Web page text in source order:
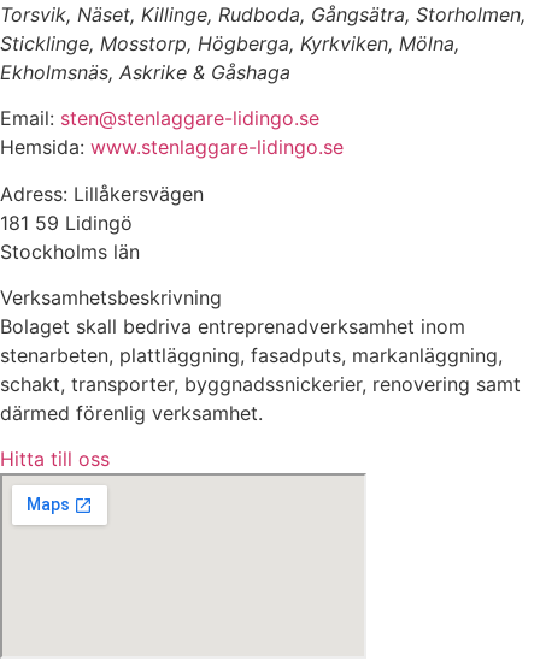
Torsvik, Näset, Killinge, Rudboda, Gångsätra, Storholmen,
Sticklinge, Mosstorp, Högberga, Kyrkviken, Mölna,
Ekholmsnäs, Askrike & Gåshaga
Email: sten@stenlaggare-lidingo.se
Hemsida: www.stenlaggare-lidingo.se
Adress: Lillåkersvägen
181 59 Lidingö
Stockholms län
Verksamhetsbeskrivning
Bolaget skall bedriva entreprenadverksamhet inom
stenarbeten, plattläggning, fasadputs, markanläggning,
schakt, transporter, byggnadssnickerier, renovering samt
därmed förenlig verksamhet.
Hitta till oss